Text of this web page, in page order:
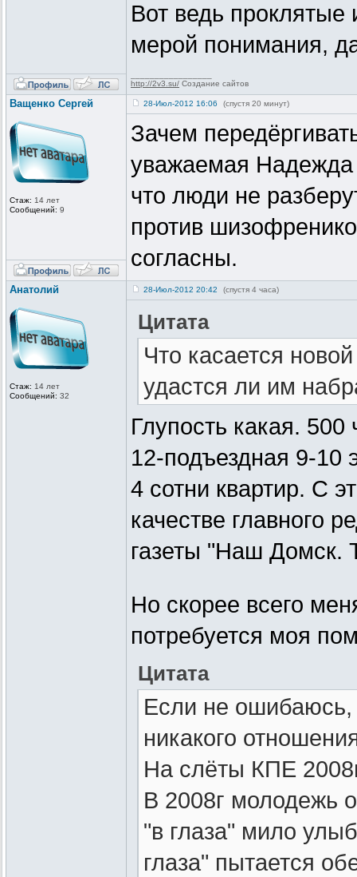
Вот ведь проклятые
мерой понимания,
http://2v3.su/ Создание сайтов
Ващенко Сергей
Стаж: 14 лет
Сообщений: 9
28-Июл-2012 16:06 (спустя 20 минут)
Зачем
уважаемая
что люди не
против
согласны.
Анатолий
Стаж: 14 лет
Сообщений: 32
28-Июл-2012 20:42 (спустя 4 часа)
Цитата
Что касается
удастся ли им
Глупость какая.
12-подъездная 9-10
4 сотни квартир. С
качестве главного
газеты "Наш Домск.
Но скорее всего
потребуется моя
Цитата
Если не
никакого
На слёты КПЕ
В 2008г молодежь
"в глаза" мило
глаза" пытается